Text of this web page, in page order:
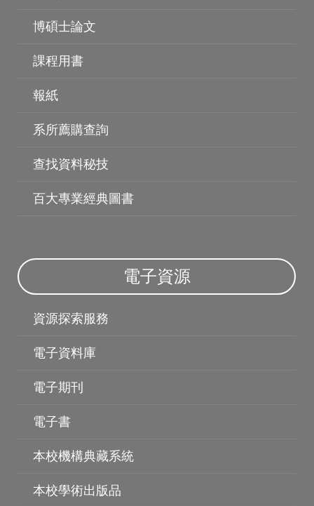
博碩士論文
課程用書
報紙
系所薦購查詢
查找資料秘技
百大專業經典圖書
電子資源
資源探索服務
電子資料庫
電子期刊
電子書
本校機構典藏系統
本校學術出版品